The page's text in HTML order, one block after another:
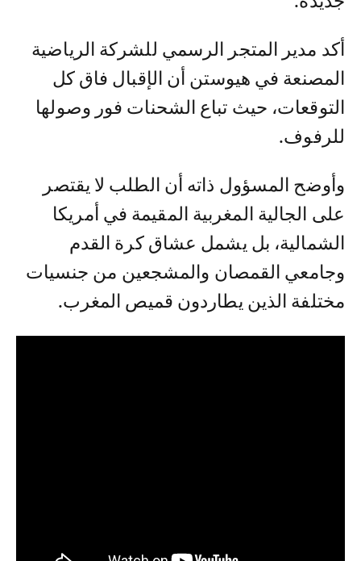
أكد مدير المتجر الرسمي للشركة الرياضية
المصنعة في هيوستن أن الإقبال فاق كل
التوقعات، حيث تباع الشحنات فور وصولها
للرفوف.
وأوضح المسؤول ذاته أن الطلب لا يقتصر
على الجالية المغربية المقيمة في أمريكا
الشمالية، بل يشمل عشاق كرة القدم
وجامعي القمصان والمشجعين من جنسيات
مختلفة الذين يطاردون قميص المغرب.